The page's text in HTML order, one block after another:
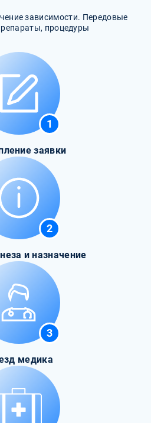
зависимости. Передовые
процедуры
1
заявки
2
и назначение
3
медика